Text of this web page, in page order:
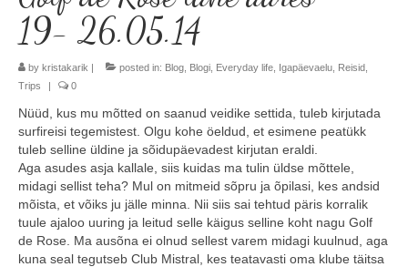
Minust
Koolitused
Algkoolitus
Tuleks veel
Sammud isikliku varustuseni (5x)
Personaalne koolitus
Koolitusüritused ettevõttele või seltskonnale
19- 26.05.14
by kristakarik | posted in: Blog Blogi Everyday life Igapäevaelu Reisid
Trips
| 0
Nüüd, kus mu mõtted on saanud veidike settida, tuleb kirjutada
surfireisi tegemistest. Olgu kohe öeldud, et esimene peatükk
tuleb selline üldine ja sõidupäevadest kirjutan eraldi.
Aga asudes asja kallale, siis kuidas ma tulin üldse mõttele,
midagi sellist teha? Mul on mitmeid sõpru ja õpilasi, kes andsid
mõista, et võiks ju jälle minna. Nii siis sai tehtud päris korralik
tuule ajaloo uuring ja leitud selle käigus selline koht nagu Golf
de Rose. Ma ausõna ei olnud sellest varem midagi kuulnud, aga
kuna seal tegutseb Club Mistral, kes teatavasti oma klube täitsa